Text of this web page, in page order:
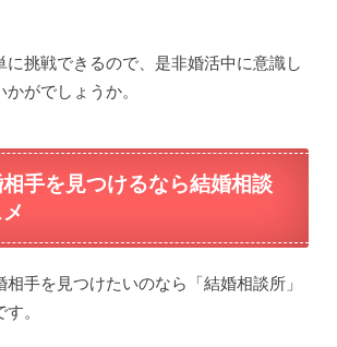
に挑戦できるので、是非婚活中に意識し
がでしょうか。
手を見つけるなら結婚相談
相手を見つけたいのなら「結婚相談所」
。